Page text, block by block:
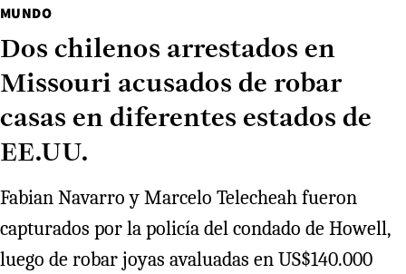
MUNDO
Dos chilenos arrestados en
Missouri acusados de robar
casas en diferentes estados de
EE.UU.
Fabian Navarro y Marcelo Telecheah fueron
capturados por la policía del condado de Howell,
luego de robar joyas avaluadas en US$140.000